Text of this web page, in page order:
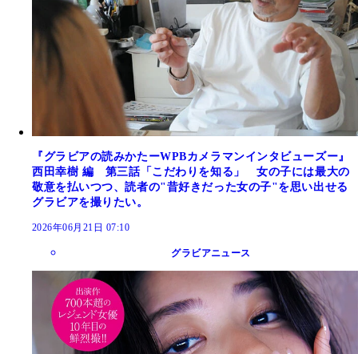
『グラビアの読みかたーWPBカメラマンインタビューズー』
西田幸樹 編 第三話「こだわりを知る」 女の子には最大の
敬意を払いつつ、読者の"昔好きだった女の子"を思い出せる
グラビアを撮りたい。
2026年06月21日 07:10
グラビアニュース